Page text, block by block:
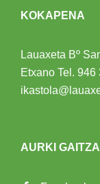
KOKAPENA
Lauaxeta Bº
Etxano Tel. 946
AURKI